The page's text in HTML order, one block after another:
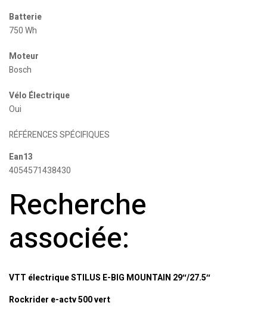
Batterie
750 Wh
Moteur
Bosch
Vélo Électrique
Oui
RÉFÉRENCES SPÉCIFIQUES
Ean13
4054571438430
Recherche
associée:
VTT électrique STILUS E-BIG MOUNTAIN 29″/27.5″
Rockrider e-actv 500 vert